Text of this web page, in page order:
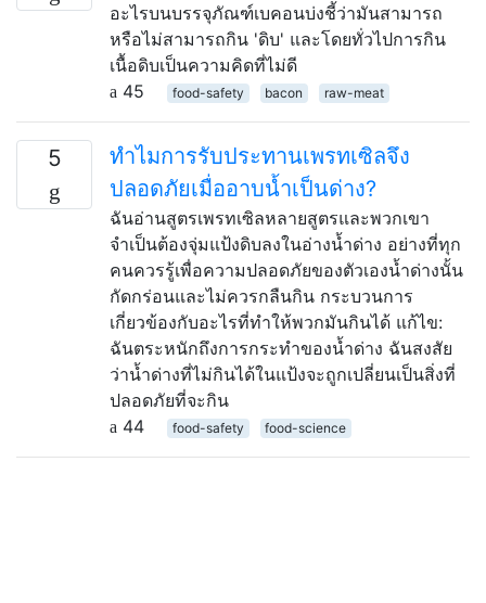
อะไรบนบรรจุภัณฑ์เบคอนบ่งชี้ว่ามันสามารถ
หรือไม่สามารถกิน 'ดิบ' และโดยทั่วไปการกิน
เนื้อดิบเป็นความคิดที่ไม่ดี
45
food-safety bacon raw-meat
5
ทำไมการรับประทานเพรทเซิลจึง
ปลอดภัยเมื่ออาบน้ำเป็นด่าง?
ฉันอ่านสูตรเพรทเซิลหลายสูตรและพวกเขา
จำเป็นต้องจุ่มแป้งดิบลงในอ่างน้ำด่าง อย่างที่ทุก
คนควรรู้เพื่อความปลอดภัยของตัวเองน้ำด่างนั้น
กัดกร่อนและไม่ควรกลืนกิน กระบวนการ
เกี่ยวข้องกับอะไรที่ทำให้พวกมันกินได้ แก้ไข:
ฉันตระหนักถึงการกระทำของน้ำด่าง ฉันสงสัย
ว่าน้ำด่างที่ไม่กินได้ในแป้งจะถูกเปลี่ยนเป็นสิ่งที่
ปลอดภัยที่จะกิน
44
food-safety food-science